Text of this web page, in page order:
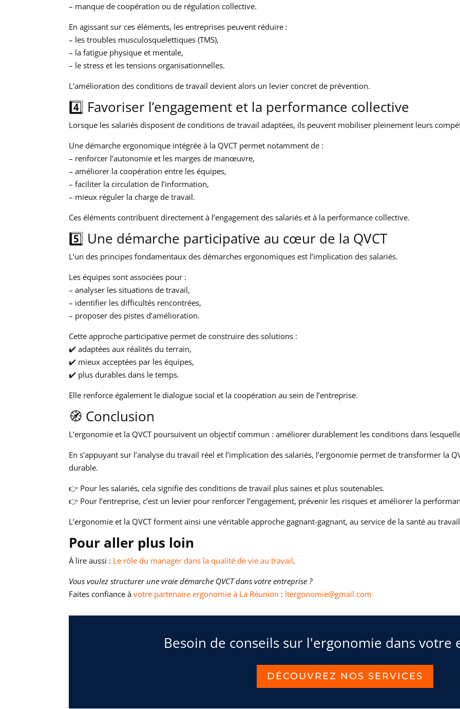
– manque de coopération ou de régulation collective.
En agissant sur ces éléments, les entreprises peuvent réduire :
– les troubles musculosquelettiques (TMS),
– la fatigue physique et mentale,
– le stress et les tensions organisationnelles.
L’amélioration des conditions de travail devient alors un levier concret de prévention.
4️⃣ Favoriser l’engagement et la performance collective
Lorsque les salariés disposent de conditions de travail adaptées, ils peuvent mobiliser pleinement leurs
Une démarche ergonomique intégrée à la QVCT permet notamment de :
– renforcer l’autonomie et les marges de manœuvre,
– améliorer la coopération entre les équipes,
– faciliter la circulation de l’information,
– mieux réguler la charge de travail.
Ces éléments contribuent directement à l’engagement des salariés et à la performance collective.
5️⃣ Une démarche participative au cœur de la QVCT
L’un des principes fondamentaux des démarches ergonomiques est l’implication des salariés.
Les équipes sont associées pour :
– analyser les situations de travail,
– identifier les difficultés rencontrées,
– proposer des pistes d’amélioration.
Cette approche participative permet de construire des solutions :
✔️ adaptées aux réalités du terrain,
✔️ mieux acceptées par les équipes,
✔️ plus durables dans le temps.
Elle renforce également le dialogue social et la coopération au sein de l’entreprise.
🧭 Conclusion
L’ergonomie et la QVCT poursuivent un objectif commun : améliorer durablement les conditions dans
En s’appuyant sur l’analyse du travail réel et l’implication des salariés, l’ergonomie permet de transformer la
durable.
👉 Pour les salariés, cela signifie des conditions de travail plus saines et plus soutenables.
👉 Pour l’entreprise, c’est un levier pour renforcer l’engagement, prévenir les risques et améliorer la
L’ergonomie et la QVCT forment ainsi une véritable approche gagnant-gagnant, au service de la santé au
Pour aller plus loin
À lire aussi : Le rôle du manager dans la qualité de vie au travail.
Vous voulez structurer une vraie démarche QVCT dans votre entreprise ?
Faites confiance àvotre partenaire ergonomie à La Réunion : ltergonomie@gmail.com
Besoin de conseils sur l'ergonomie dans votre
DÉCOUVREZ NOS SERVICES